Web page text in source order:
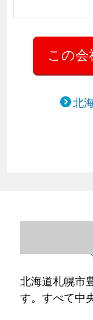
北
北海道札幌市
す。すべて中